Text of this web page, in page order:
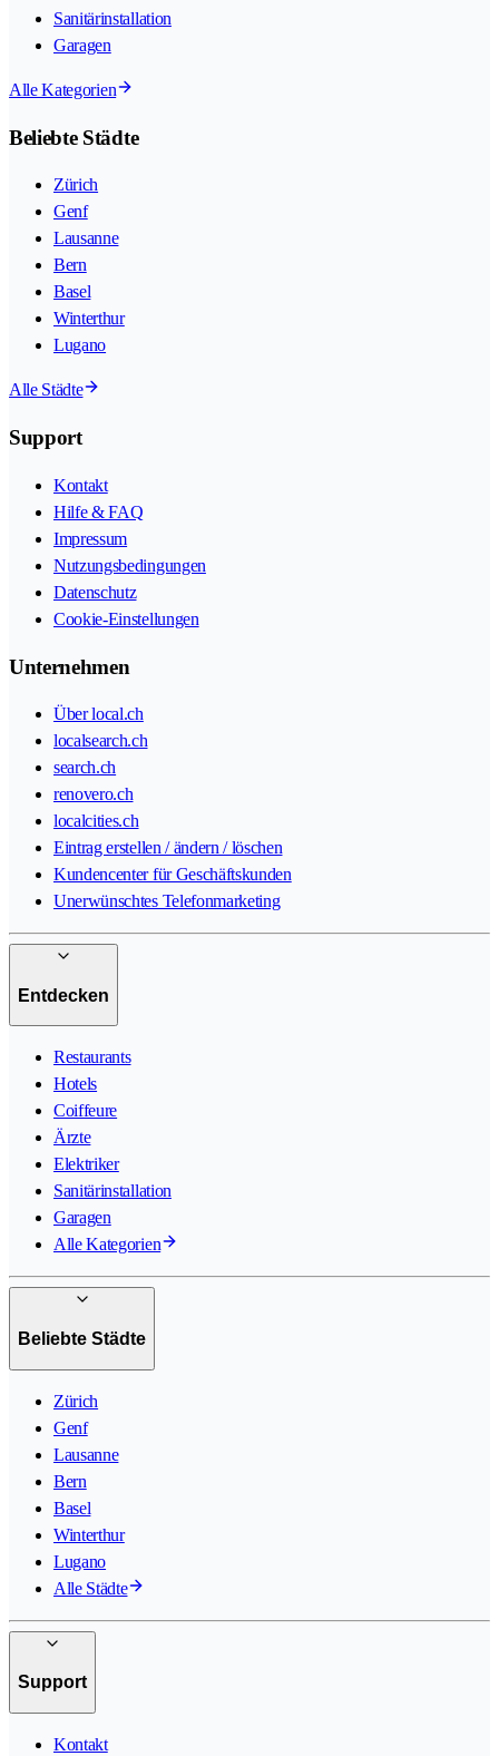
Sanitärinstallation
Garagen
Alle Kategorien
Beliebte Städte
Zürich
Genf
Lausanne
Bern
Basel
Winterthur
Lugano
Alle Städte
Support
Kontakt
Hilfe & FAQ
Impressum
Nutzungsbedingungen
Datenschutz
Cookie-Einstellungen
Unternehmen
Über local.ch
localsearch.ch
search.ch
renovero.ch
localcities.ch
Eintrag erstellen / ändern / löschen
Kundencenter für Geschäftskunden
Unerwünschtes Telefonmarketing
Entdecken
Restaurants
Hotels
Coiffeure
Ärzte
Elektriker
Sanitärinstallation
Garagen
Alle Kategorien
Beliebte Städte
Zürich
Genf
Lausanne
Bern
Basel
Winterthur
Lugano
Alle Städte
Support
Kontakt